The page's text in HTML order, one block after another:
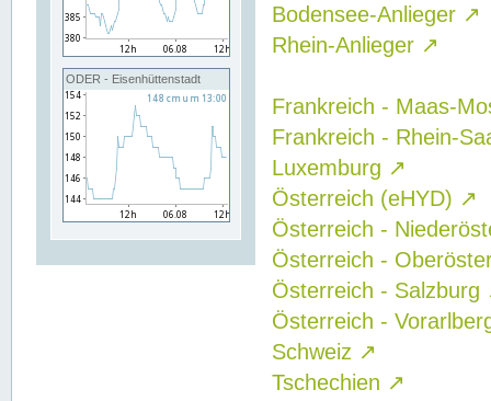
ODER - Eisenhüttenstadt
Bodensee-Anlieger ↗
Rhein-Anlieger ↗
Frankreich - Maas-
Frankreich - Rhein-
Luxemburg ↗
Österreich (eHYD) ↗
Österreich -
Österreich -
Österreich - Salzburg
Österreich -
Schweiz ↗
Tschechien ↗